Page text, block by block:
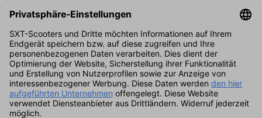
Strecken auf denen man aufs Auto oder auch die immer teurer
Elektroroller eine super alternative. Alternativ sind die Roller auch
bestens geeignet um auf großen Grundstücken oder auch
Firmengeländen von A nach B zu gelangen und dies auf einem sehr
komfortablen und vor allem schnellen Weg. SXT Scooters
entwickelt permanent neue Modelle und ist somit der perfekte
Partner wenn es um Roller mit Elektroantrieb geht.
Damit auch die Fans der Verbrennungsmotoren nicht zu kurz
kommen, haben wir auch für diese ein Sortiment and Rollern auf